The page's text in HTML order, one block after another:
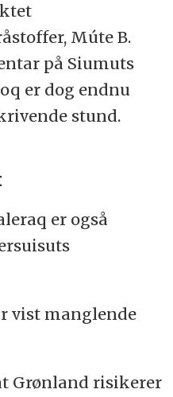
Múte B.
på Siumuts
er dog endnu
stund.
er også
vist manglende
Grønland risikerer